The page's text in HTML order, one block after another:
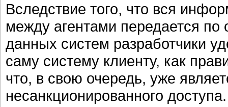
Вследствие того, что вся
между агентами передается по
данных систем разработчики
саму систему клиенту, как
что, в свою очередь, уже
несанкционированного